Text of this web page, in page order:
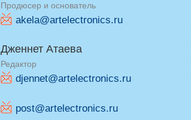
Продюсер и основатель
akela@artelectronics.ru
Дженнет Атаева
Редактор
djennet@artelectronics.ru
post@artelectronics.ru